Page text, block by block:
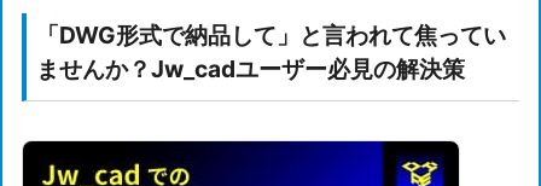
「DWG形式で納品して」と言われて焦ってい
ませんか？Jw_cadユーザー必見の解決策